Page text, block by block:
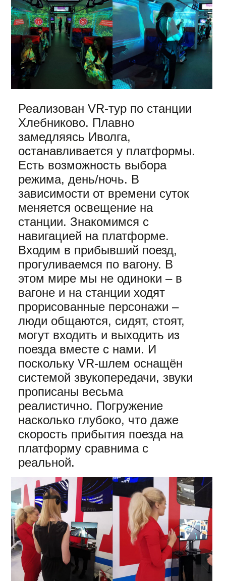
Реализован VR-тур по станции
Хлебниково. Плавно
замедляясь Иволга,
останавливается у платформы.
Есть возможность выбора
режима, день/ночь. В
зависимости от времени суток
меняется освещение на
станции. Знакомимся с
навигацией на платформе.
Входим в прибывший поезд,
прогуливаемся по вагону. В
этом мире мы не одиноки ­– в
вагоне и на станции ходят
прорисованные персонажи –
люди общаются, сидят, стоят,
могут входить и выходить из
поезда вместе с нами. И
поскольку VR-шлем оснащён
системой звукопередачи, звуки
прописаны весьма
реалистично. Погружение
насколько глубоко, что даже
скорость прибытия поезда на
платформу сравнима с
реальной.